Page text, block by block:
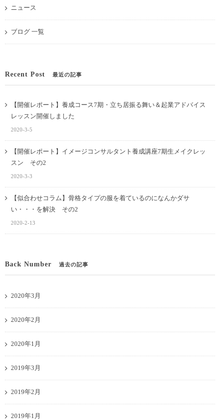
ニュース
ブログ 一覧
Recent Post 最近の記事
【開催レポート】養成コース7期・立ち居振る舞い＆起業アドバイス
レッスン開催しました
2020-3-5
【開催レポート】イメージコンサルタント養成講座7期生メイクレッ
スン その2
2020-3-3
【似合わせコラム】骨格タイプの服を着ているのになんかダサ
い・・・を解決 その2
2020-2-13
Back Number 過去の記事
2020年3月
2020年2月
2020年1月
2019年3月
2019年2月
2019年1月